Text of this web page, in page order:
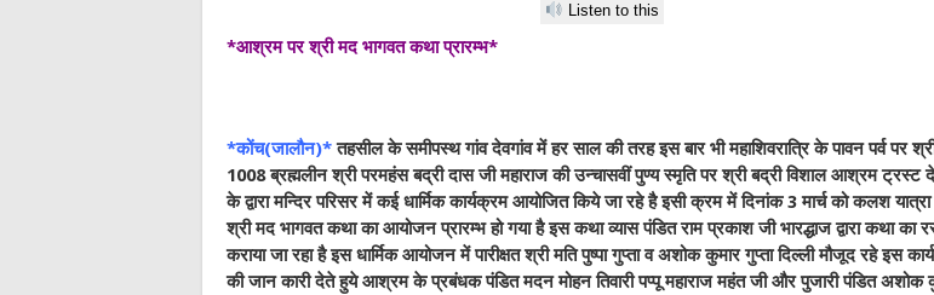
Listen to this
*आश्रम पर श्री मद भागवत कथा प्रारम्भ*
*कोंच(जालौन)*तहसील के समीपस्थ गांव देवगांव में हर साल की तरह इस बार भी महाशिवरात्रि के पावन पर्व पर
1008 ब्रह्मलीन श्री परमहंस बद्री दास जी महाराज की उन्चासवीं पुण्य स्मृति पर श्री बद्री विशाल आश्रम ट्रस्ट
के द्वारा मन्दिर परिसर में कई धार्मिक कार्यक्रम आयोजित किये जा रहे है इसी क्रम में दिनांक 3 मार्च को कलश
श्री मद भागवत कथा का आयोजन प्रारम्भ हो गया है इस कथा व्यास पंडित राम प्रकाश जी भारद्धाज द्वारा कथा का
कराया जा रहा है इस धार्मिक आयोजन में पारीक्षत श्री मति पुष्पा गुप्ता व अशोक कुमार गुप्ता दिल्ली मौजूद रहे इस
की जान कारी देते हुये आश्रम के प्रबंधक पंडित मदन मोहन तिवारी पप्पू महाराज महंत जी और पुजारी पंडित अशोक